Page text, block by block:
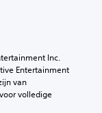
Inc.
Entertainment
van
volledige